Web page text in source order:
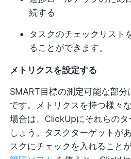
続する
タスクのチェックリスト
ることができます。
メトリクスを設定する
SMART目標の測定可能な部
です。メトリクスを持つ様々
場合は、ClickUpにそれらのタ
しょう。タスクターゲットが
スクにチェックを入れること